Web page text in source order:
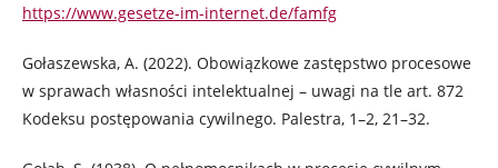
https://www.gesetze-im-internet.de/famfg
Gołaszewska, A. (2022). Obowiązkowe zastępstwo procesowe
w sprawach własności intelektualnej – uwagi na tle art. 872
Kodeksu postępowania cywilnego. Palestra, 1–2, 21–32.